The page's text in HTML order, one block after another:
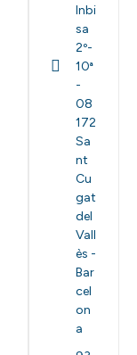
Inbi
sa
2º-
10ª
-
08
172
Sa
nt
Cu
gat
del
Vall
ès -
Bar
cel
on
a